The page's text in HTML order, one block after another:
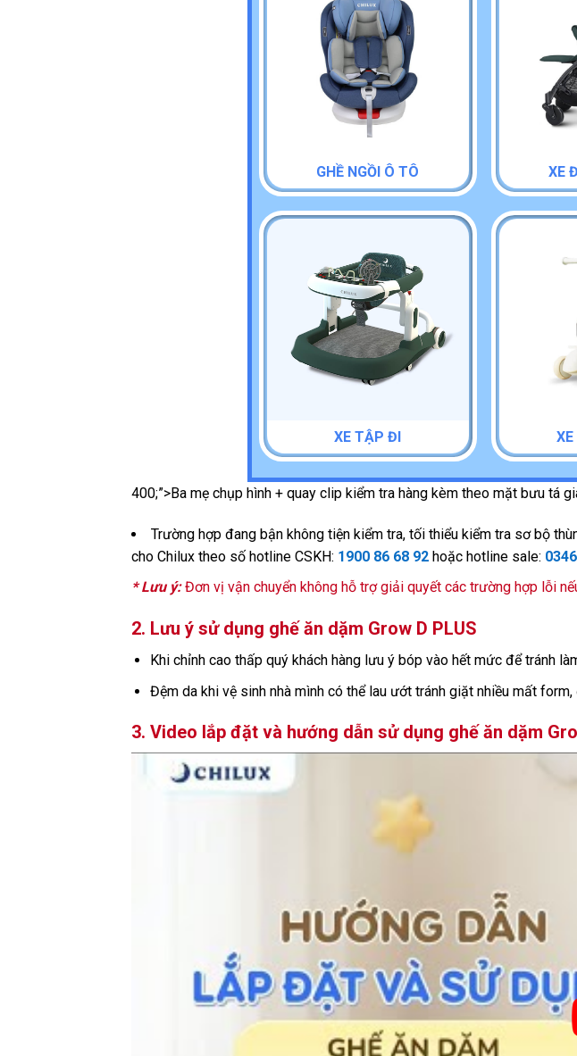
GHỀ NGỒI Ô TÔ XE
XE TẬP ĐI
400;”>Ba mẹ chụp hình + quay clip kiểm tra hàng kèm theo mặt bưu tá
Trường hợp đang bận không tiện kiểm tra, tối thiểu kiểm tra sơ bộ
cho Chilux theo số hotline CSKH: 1900 86 68 92 hoặc hotline sale:
* Lưu ý:Đơn vị vận chuyển không hỗ trợ giải quyết các trường hợp lỗi
2. Lưu ý sử dụng ghế ăn dặm Grow D PLUS
Khi chỉnh cao thấp quý khách hàng lưu ý bóp vào hết mức để tránh
Đệm da khi vệ sinh nhà mình có thể lau ướt tránh giặt nhiều mất
3. Video lắp đặt và hướng dẫn sử dụng ghế ăn dặm